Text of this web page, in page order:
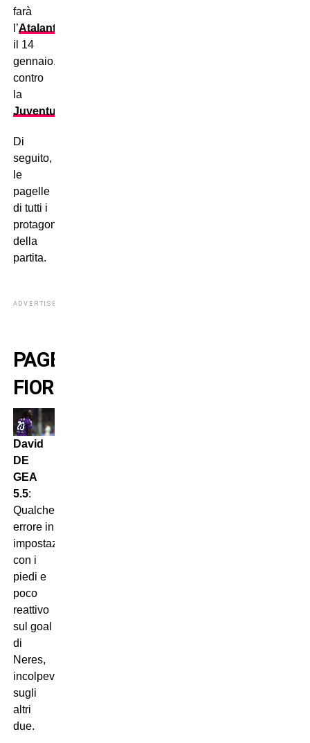
farà
l’Atalanta
il 14
gennaio,
contro
la
Juventus
Di
seguito,
le
pagelle
di tutti i
protagonisti
della
partita.
ADVERTISEMENT
PAGELLE
FIORENTINA
David
DE
GEA
5.5:
Qualche
errore in
impostazione
con i
piedi e
poco
reattivo
sul goal
di
Neres,
incolpevole
sugli
altri
due.